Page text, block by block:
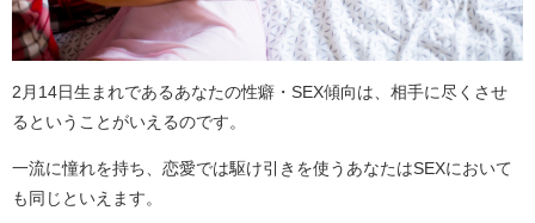
2月14日生まれであるあなたの性癖・SEX傾向は、相手に尽くさせ
るということがいえるのです。
一流に憧れを持ち、恋愛では駆け引きを使うあなたはSEXにおいて
も同じといえます。